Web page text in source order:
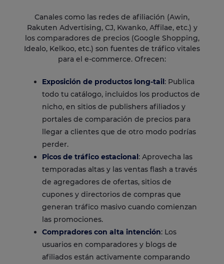
Canales como las redes de afiliación (Awin,
Rakuten Advertising, CJ, Kwanko, Affilae, etc.) y
los comparadores de precios (Google Shopping,
Idealo, Kelkoo, etc.) son fuentes de tráfico vitales
para el e-commerce. Ofrecen:
Exposición de productos long-tail: Publica
todo tu catálogo, incluidos los productos de
nicho, en sitios de publishers afiliados y
portales de comparación de precios para
llegar a clientes que de otro modo podrías
perder.
Picos de tráfico estacional: Aprovecha las
temporadas altas y las ventas flash a través
de agregadores de ofertas, sitios de
cupones y directorios de compras que
generan tráfico masivo cuando comienzan
las promociones.
Compradores con alta intención: Los
usuarios en comparadores y blogs de
afiliados están activamente comparando